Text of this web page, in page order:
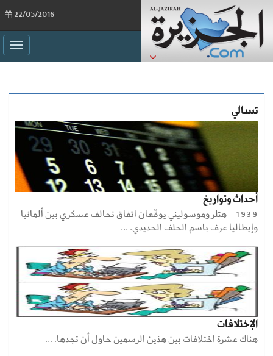
تسالي
أحداث وتواريخ
1939 - هتلر وموسوليني يوقّعان اتفاق تحالف عسكري بين ألمانيا
وإيطاليا عرف باسم الحلف الحديدي. ...
الإختلافات
هناك عشرة اختلافات بين هذين الرسمين حاول أن تجدها. ...